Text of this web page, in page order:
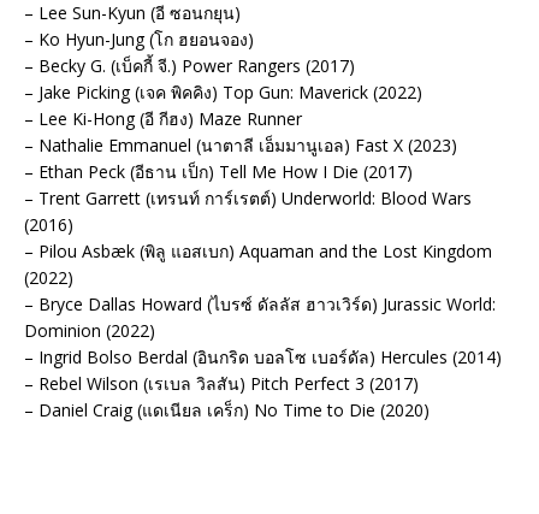
– Lee Sun-Kyun (อี ซอนกยุน)
– Ko Hyun-Jung (โก ฮยอนจอง)
– Becky G. (เบ็คกี้ จี.) Power Rangers (2017)
– Jake Picking (เจค พิคคิง) Top Gun: Maverick (2022)
– Lee Ki-Hong (อี กีฮง) Maze Runner
– Nathalie Emmanuel (นาตาลี เอ็มมานูเอล) Fast X (2023)
– Ethan Peck (อีธาน เป็ก) Tell Me How I Die (2017)
– Trent Garrett (เทรนท์ การ์เรตต์) Underworld: Blood Wars
(2016)
– Pilou Asbæk (พิลู แอสเบก) Aquaman and the Lost Kingdom
(2022)
– Bryce Dallas Howard (ไบรซ์ ดัลลัส ฮาวเวิร์ด) Jurassic World:
Dominion (2022)
– Ingrid Bolso Berdal (อินกริด บอลโซ เบอร์ดัล) Hercules (2014)
– Rebel Wilson (เรเบล วิลสัน) Pitch Perfect 3 (2017)
– Daniel Craig (แดเนียล เคร็ก) No Time to Die (2020)